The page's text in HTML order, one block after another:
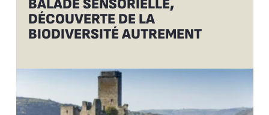
BALADE SENSORIELLE,
DÉCOUVERTE DE LA
BIODIVERSITÉ AUTREMENT